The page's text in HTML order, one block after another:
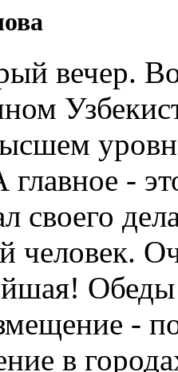
вечер.
главное -
своего
человек.
-
в